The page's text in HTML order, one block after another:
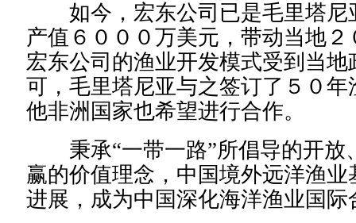
如今，宏东公司已是毛里塔尼
产值６０００万美元，带动当地
宏东公司的渔业开发模式受到当
可，毛里塔尼亚与之签订了５０
他非洲国家也希望进行合作。
秉承“一带一路”所倡导的开放
赢的价值理念，中国境外远洋渔
进展，成为中国深化海洋渔业国